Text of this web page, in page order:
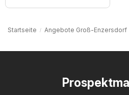
Startseite Angebote Groß-Enzersdorf